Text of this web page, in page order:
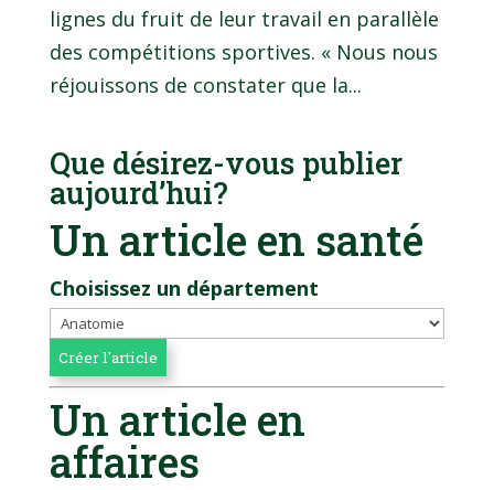
lignes du fruit de leur travail en parallèle
des compétitions sportives. « Nous nous
réjouissons de constater que la...
Que désirez-vous publier
aujourd’hui?
Un article en santé
Choisissez un département
Un article en
affaires